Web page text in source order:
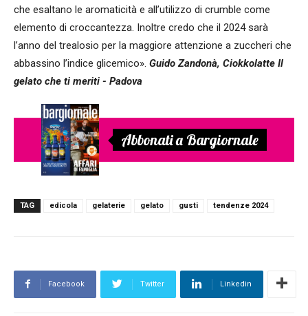
che esaltano le aromaticità e all’utilizzo di crumble come
elemento di croccantezza. Inoltre credo che il 2024 sarà
l’anno del trealosio per la maggiore attenzione a zuccheri che
abbassino l’indice glicemico». Guido Zandonà, Ciokkolatte Il
gelato che ti meriti - Padova
Abbonati a Bargiornale
TAG edicola gelaterie gelato gusti tendenze 2024
Facebook Twitter Linkedin